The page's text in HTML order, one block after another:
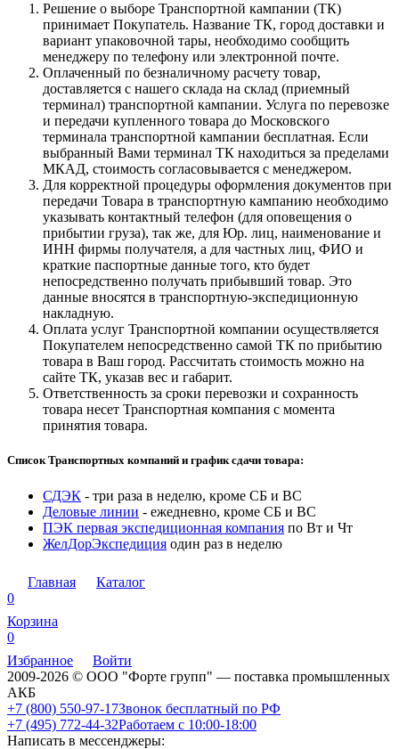
Решение о выборе Транспортной кампании (ТК)
принимает Покупатель. Название ТК, город доставки и
вариант упаковочной тары, необходимо сообщить
менеджеру по телефону или электронной почте.
Оплаченный по безналичному расчету товар,
доставляется с нашего склада на склад (приемный
терминал) транспортной кампании. Услуга по перевозке
и передачи купленного товара до Московского
терминала транспортной кампании бесплатная. Если
выбранный Вами терминал ТК находиться за пределами
МКАД, стоимость согласовывается с менеджером.
Для корректной процедуры оформления документов при
передачи Товара в транспортную кампанию необходимо
указывать контактный телефон (для оповещения о
прибытии груза), так же, для Юр. лиц, наименование и
ИНН фирмы получателя, а для частных лиц, ФИО и
краткие паспортные данные того, кто будет
непосредственно получать прибывший товар. Это
данные вносятся в транспортную-экспедиционную
накладную.
Оплата услуг Транспортной компании осуществляется
Покупателем непосредственно самой ТК по прибытию
товара в Ваш город. Рассчитать стоимость можно на
сайте ТК, указав вес и габарит.
Ответственность за сроки перевозки и сохранность
товара несет Транспортная компания с момента
принятия товара.
Список Транспортных компаний и график сдачи товара:
СДЭК - три раза в неделю, кроме СБ и ВС
Деловые линии - ежедневно, кроме СБ и ВС
ПЭК первая экспедиционная компания по Вт и Чт
ЖелДорЭкспедиция один раз в неделю
Главная
Каталог
0
Корзина
0
Избранное
Войти
2009-2026 © ООО "Форте групп" — поставка промышленных
АКБ
+7 (800) 550-97-17Звонок бесплатный по РФ
+7 (495) 772-44-32Работаем с 10:00-18:00
Написать в мессенджеры: